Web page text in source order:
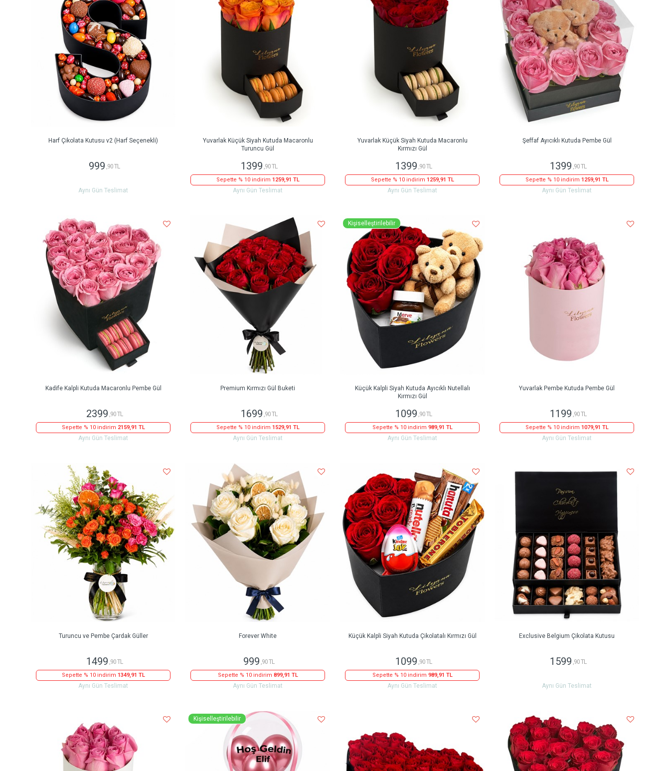
Harf Çikolata Kutusu v2 (Harf Seçenekli)
999 ,90 TL
Aynı Gün Teslimat
Yuvarlak Küçük Siyah Kutuda Macaronlu
Turuncu Gül
1399 ,90 TL
Sepette % 10 indirim 1259,91 TL
Aynı Gün Teslimat
Yuvarlak Küçük Siyah Kutuda Macaronlu
Kırmızı Gül
1399 ,90 TL
Sepette % 10 indirim 1259,91 TL
Aynı Gün Teslimat
Şeffaf Ayıcıklı Kutuda Pembe Gül
1399 ,90 TL
Sepette % 10 indirim 1259,91 TL
Aynı Gün Teslimat
Kadife Kalpli Kutuda Macaronlu Pembe Gül
2399 ,90 TL
Sepette % 10 indirim 2159,91 TL
Aynı Gün Teslimat
Premium Kırmızı Gül Buketi
1699 ,90 TL
Sepette % 10 indirim 1529,91 TL
Aynı Gün Teslimat
Kişiselleştirilebilir
Küçük Kalpli Siyah Kutuda Ayıcıklı Nutellalı
Kırmızı Gül
1099 ,90 TL
Sepette % 10 indirim 989,91 TL
Aynı Gün Teslimat
Yuvarlak Pembe Kutuda Pembe Gül
1199 ,90 TL
Sepette % 10 indirim 1079,91 TL
Aynı Gün Teslimat
Turuncu ve Pembe Çardak Güller
1499 ,90 TL
Sepette % 10 indirim 1349,91 TL
Aynı Gün Teslimat
Forever White
999 ,90 TL
Sepette % 10 indirim 899,91 TL
Aynı Gün Teslimat
Küçük Kalpli Siyah Kutuda Çikolatalı Kırmızı Gül
1099 ,90 TL
Sepette % 10 indirim 989,91 TL
Aynı Gün Teslimat
Exclusive Belgium Çikolata Kutusu
1599 ,90 TL
Aynı Gün Teslimat
Kişiselleştirilebilir